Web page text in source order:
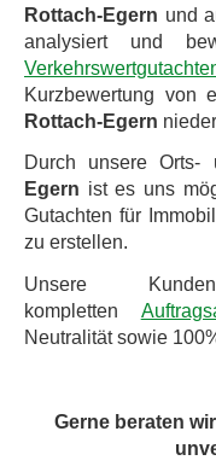
Rottach-Egern und
analysiert und
Kurzbewertung von
Rottach-Egern
Durch unsere Orts-
Egern ist es uns
Gutachten für
zu erstellen.
Unsere
kompletten
Neutralität sowie
Gerne beraten